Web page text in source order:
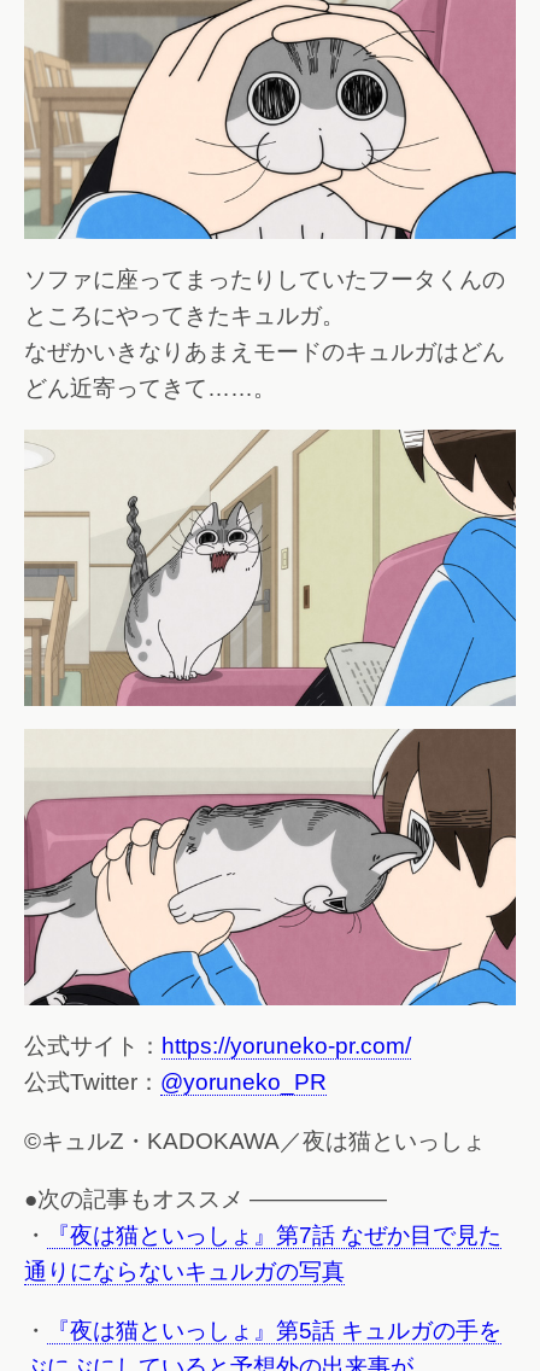
ソファに座ってまったりしていたフータくんの
ところにやってきたキュルガ。
なぜかいきなりあまえモードのキュルガはどん
どん近寄ってきて……。
公式サイト： https://yoruneko-pr.com/
公式Twitter： @yoruneko_PR
©キュルZ・KADOKAWA／夜は猫といっしょ
●次の記事もオススメ ——————
・
『夜は猫といっしょ』第7話 なぜか目で見た
通りにならないキュルガの写真
・
『夜は猫といっしょ』第5話 キュルガの手を